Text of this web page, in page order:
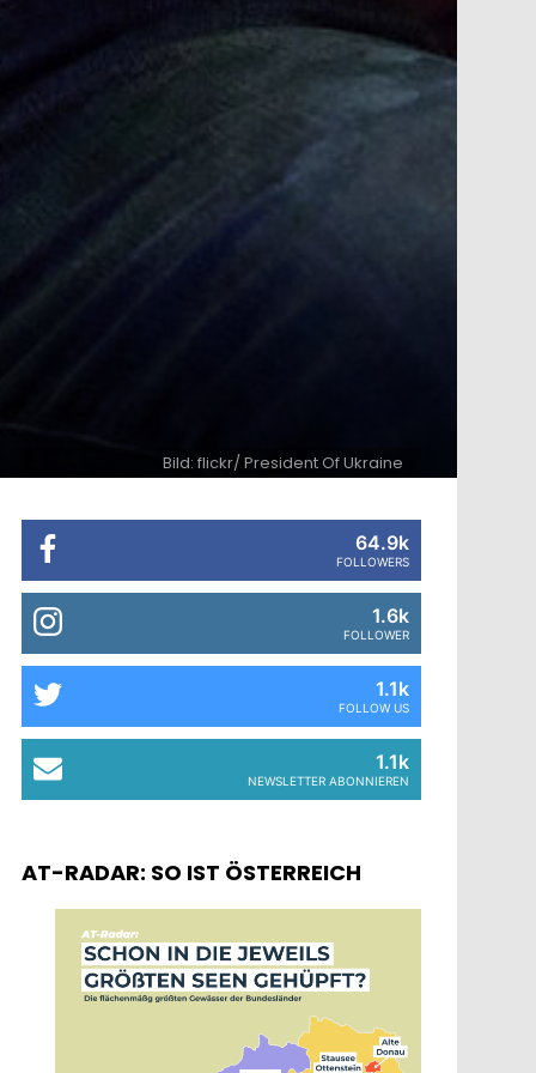
Bild: flickr/ President Of Ukraine
64.9k
FOLLOWERS
1.6k
FOLLOWER
1.1k
FOLLOW US
1.1k
NEWSLETTER ABONNIEREN
AT-RADAR: SO IST ÖSTERREICH